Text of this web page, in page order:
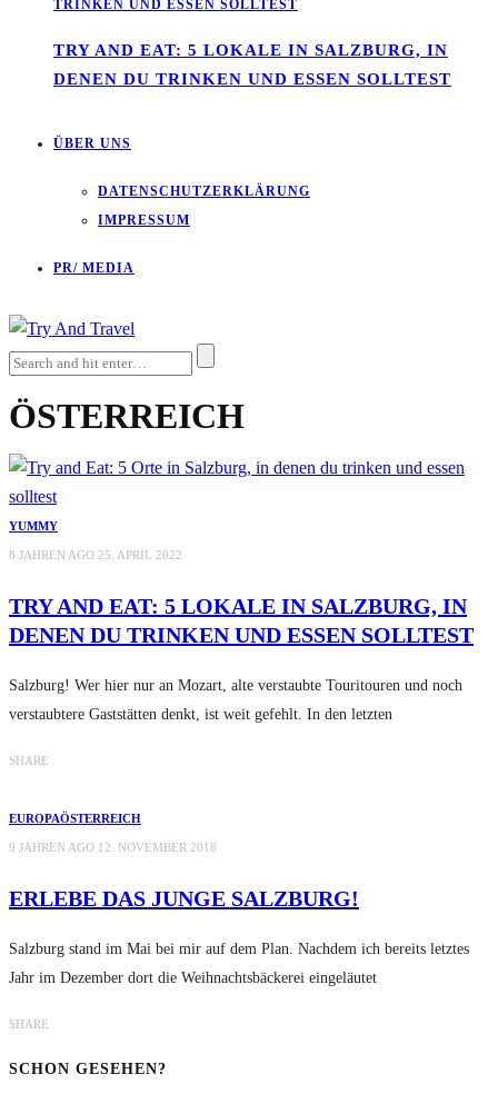
TRY AND EAT: 5 LOKALE IN SALZBURG, IN
DENEN DU TRINKEN UND ESSEN SOLLTEST
ÜBER UNS
DATENSCHUTZERKLÄRUNG
IMPRESSUM
PR/ MEDIA
ÖSTERREICH
YUMMY
8 JAHREN AGO 25. APRIL 2022
TRY AND EAT: 5 LOKALE IN SALZBURG, IN
DENEN DU TRINKEN UND ESSEN SOLLTEST
Salzburg! Wer hier nur an Mozart, alte verstaubte Touritouren und noch
verstaubtere Gaststätten denkt, ist weit gefehlt. In den letzten
SHARE
EUROPAÖSTERREICH
9 JAHREN AGO 12. NOVEMBER 2018
ERLEBE DAS JUNGE SALZBURG!
Salzburg stand im Mai bei mir auf dem Plan. Nachdem ich bereits letztes
Jahr im Dezember dort die Weihnachtsbäckerei eingeläutet
SHARE
SCHON GESEHEN?